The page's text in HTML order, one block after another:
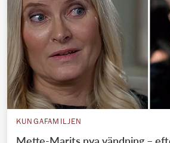
KUNGAFAMILJEN